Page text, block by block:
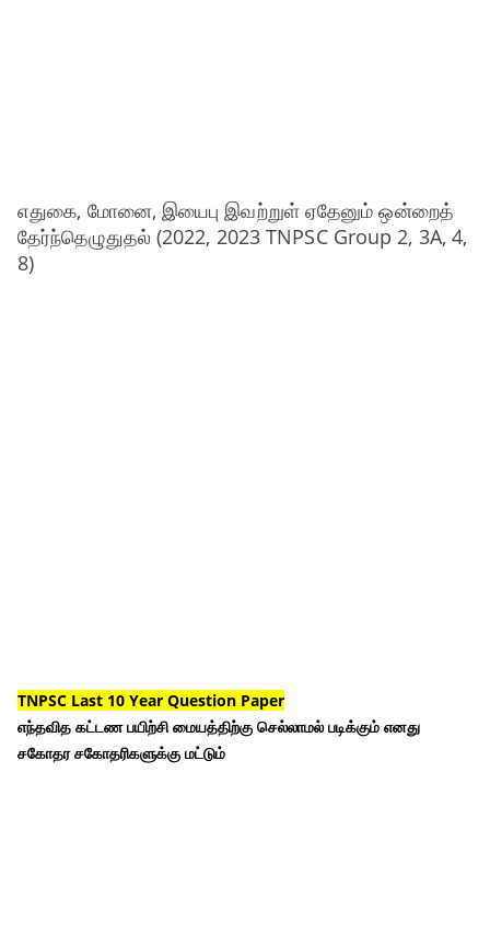
எதுகை, மோனை, இயைபு இவற்றுள் ஏதேனும் ஒன்றைத்
தேர்ந்தெழுதுதல் (2022, 2023 TNPSC Group 2, 3A, 4,
8)
TNPSC Last 10 Year Question Paper
எந்தவித கட்டண பயிற்சி மையத்திற்கு செல்லாமல் படிக்கும் எனது
சகோதர சகோதரிகளுக்கு மட்டும்